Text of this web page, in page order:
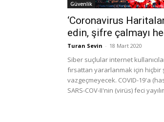
Güvenlik
‘Coronavirus
edin, şifre çalmayı
Turan Sevin - 18 Mart 2020
Siber suçlular internet
fırsattan yararlanmak için hiçbir
vazgeçmeyecek. COVID-19'a
SARS-COV-II'nin (virüs) feci